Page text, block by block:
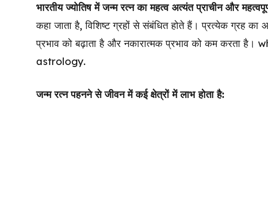
भारतीय ज्योतिष में जन्म रत्न का महत्व अत्यंत प्राचीन और
कहा जाता है, विशिष्ट ग्रहों से संबंधित होते हैं। प्रत्येक ग्रह
प्रभाव को बढ़ाता है और नकारात्मक प्रभाव को कम करता
astrology.
जन्म रत्न पहनने से जीवन में कई क्षेत्रों में लाभ होता है: